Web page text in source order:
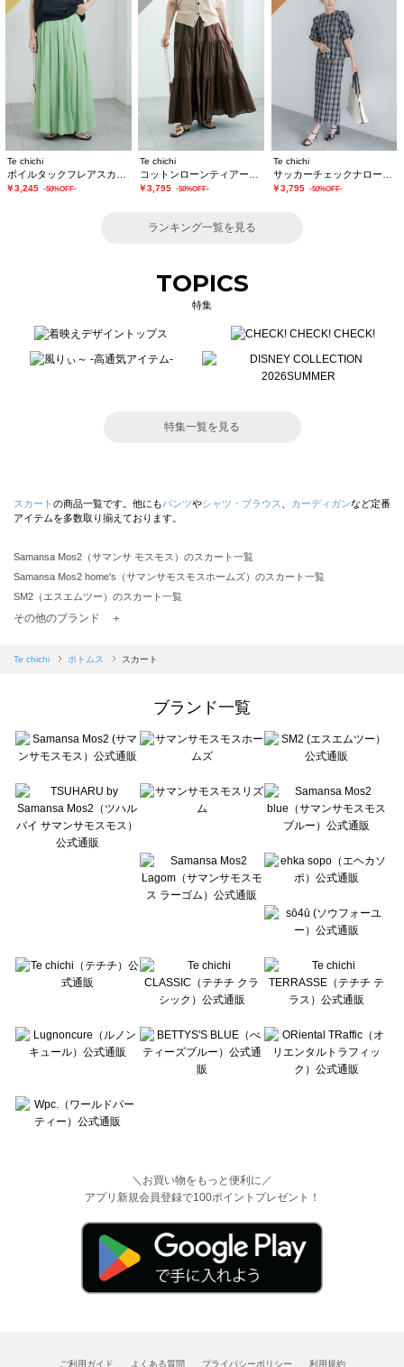
Te chichi
￥3,245 -50%OFF-
Te chichi
￥3,795 -50%OFF-
Te chichi
￥3,795 -50%OFF-
ランキング一覧を見る
TOPICS
特集
特集一覧を見る
スカート の商品一覧です。他にもパンツやシャツ・ブラウス カーディガンなど定番
アイテムを多数取り揃えております。
Samansa Mos2（サマンサ モスモス）のスカート一覧
Samansa Mos2 home's（サマンサモスモスホームズ）のスカート一覧
SM2（エスエムツー）のスカート一覧
TSUHARU by Samansa Mos2（ツハルバイサマンサモスモス）のスカート一覧
Samansa Mos2 blue（サマンサモスモス ブルー）のスカート一覧
sō4ū（ソウフォーユー）のスカート一覧
Te chichi（テチチ）のスカート一覧
Te chichi CLASSIC（テチチ クラシック）のスカート一覧
Lugnoncure（ルノンキュール）のスカート一覧
BETTY'S BLUE（べティーズブルー）のスカート一覧
Wpc.（ワールドパーティー）のスカート一覧
その他のブランド ＋
Te chichi ボトムス スカート
ブランド一覧
＼お買い物をもっと便利に／
アプリ新規会員登録で100ポイントプレゼント！
ご利用ガイド よくある質問 プライバシーポリシー 利用規約